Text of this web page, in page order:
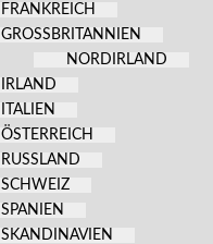
FRANKREICH
GROSSBRITANNIEN
NORDIRLAND
IRLAND
ITALIEN
ÖSTERREICH
RUSSLAND
SCHWEIZ
SPANIEN
SKANDINAVIEN